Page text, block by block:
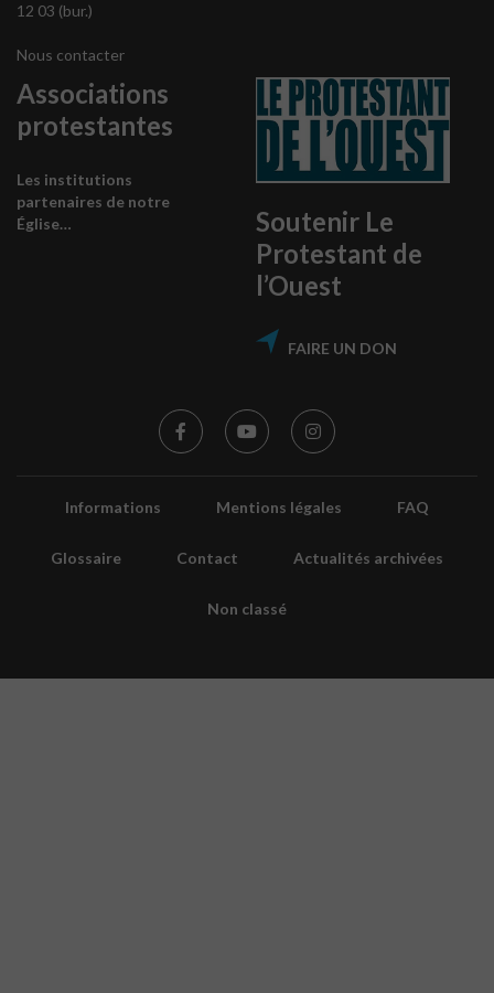
12 03 (bur.)
Nous contacter
Associations
protestantes
Les institutions
partenaires de notre
Église…
Soutenir Le
Protestant de
l’Ouest
FAIRE UN DON
Informations Mentions légales FAQ
Glossaire Contact Actualités archivées
Non classé